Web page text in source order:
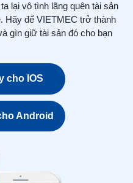
lại vô tình lãng quên tài sản
Hãy để VIETMEC trở thành
gìn giữ tài sản đó cho bạn
cho IOS
Android